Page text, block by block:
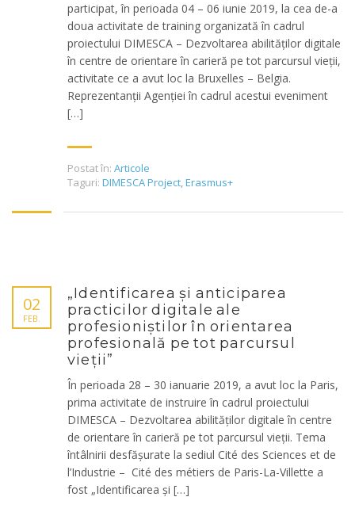
participat, în perioada 04 – 06 iunie 2019, la cea de-a
doua activitate de training organizată în cadrul
proiectului DIMESCA – Dezvoltarea abilităților digitale
în centre de orientare în carieră pe tot parcursul vieții,
activitate ce a avut loc la Bruxelles – Belgia.
Reprezentanții Agenției în cadrul acestui eveniment
[…]
Postat în: Articole
Taguri: DIMESCA Project,Erasmus+
02
FEB.
„Identificarea și anticiparea
practicilor digitale ale
profesioniștilor în orientarea
profesională pe tot parcursul
vieții”
În perioada 28 – 30 ianuarie 2019, a avut loc la Paris,
prima activitate de instruire în cadrul proiectului
DIMESCA – Dezvoltarea abilităților digitale în centre
de orientare în carieră pe tot parcursul vieții. Tema
întâlnirii desfășurate la sediul Cité des Sciences et de
l’Industrie – Cité des métiers de Paris-La-Villette a
fost „Identificarea și […]